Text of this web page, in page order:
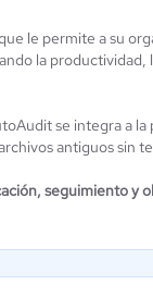
le permite a su
la
se integra a
antiguos sin
seguimiento y